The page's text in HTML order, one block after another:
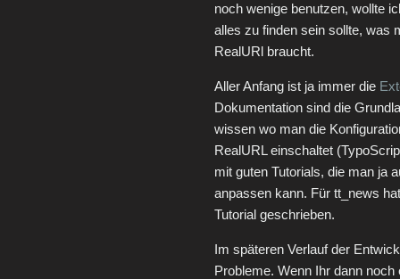
noch wenige benutzen, wollte
alles zu finden sein sollte, was
RealURl braucht.
Aller Anfang ist ja immer die
Dokumentation sind die
wissen wo man die
RealURL einschaltet
mit guten Tutorials, die man ja
anpassen kann. Für tt_news
Tutorial geschrieben.
Im späteren Verlauf der
Probleme. Wenn Ihr dann